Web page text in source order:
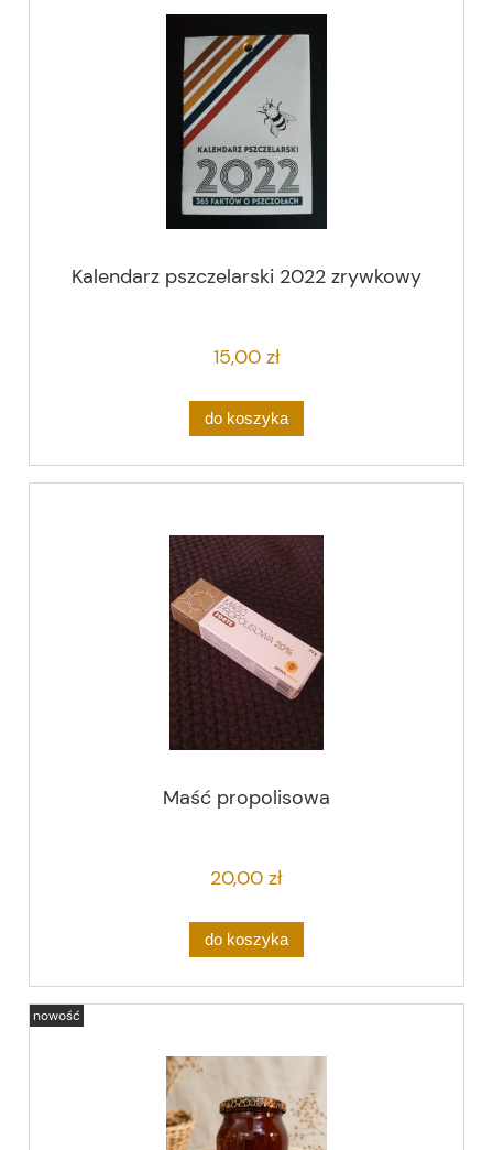
Kalendarz pszczelarski 2022 zrywkowy
15,00 zł
do koszyka
Maść propolisowa
20,00 zł
do koszyka
nowość